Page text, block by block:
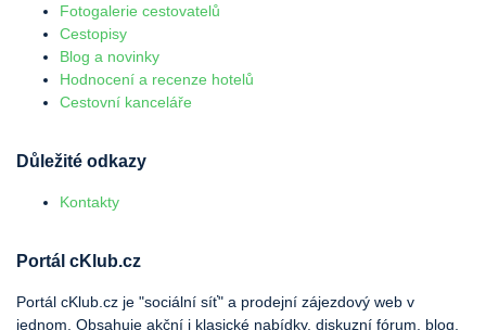
Fotogalerie cestovatelů
Cestopisy
Blog a novinky
Hodnocení a recenze hotelů
Cestovní kanceláře
Důležité odkazy
Kontakty
Portál cKlub.cz
Portál cKlub.cz je "sociální síť" a prodejní zájezdový web v
jednom. Obsahuje akční i klasické nabídky, diskuzní fórum, blog,